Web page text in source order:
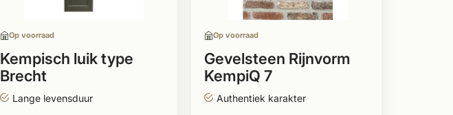
Op voorraad
Kempisch luik type
Brecht
Lange levensduur
Op voorraad
Gevelsteen Rijnvorm
KempiQ 7
Authentiek karakter